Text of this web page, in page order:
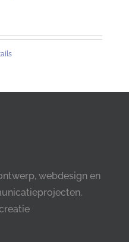
webdesign en